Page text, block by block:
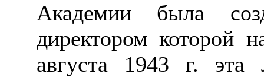
Академии была
директором которой
августа 1943 г. эта